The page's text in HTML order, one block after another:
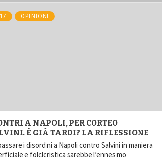
OPINIONI
A NAPOLI, PER CORTEO
È GIÀ TARDI? LA RIFLESSIONE
i disordini a Napoli contro Salvini in maniera
e folcloristica sarebbe l’ennesimo